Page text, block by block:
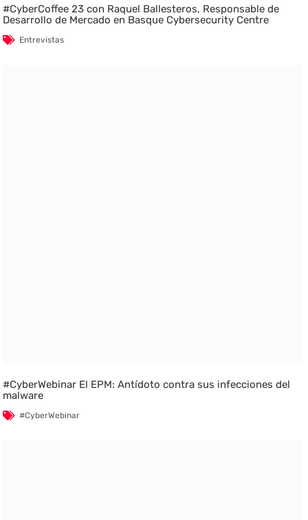
#CyberCoffee 23 con Raquel Ballesteros, Responsable de
Desarrollo de Mercado en Basque Cybersecurity Centre
Entrevistas
#CyberWebinar El EPM: Antídoto contra sus infecciones del
malware
#CyberWebinar